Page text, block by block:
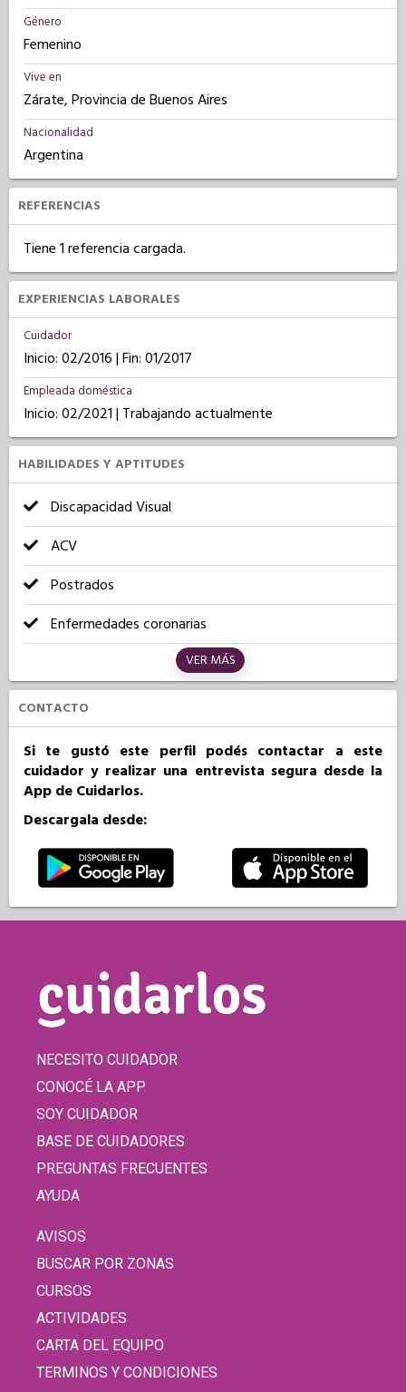
Género
Femenino
Vive en
Zárate, Provincia de Buenos Aires
Nacionalidad
Argentina
REFERENCIAS
Tiene 1 referencia cargada.
EXPERIENCIAS LABORALES
Cuidador
Inicio: 02/2016 | Fin: 01/2017
Empleada doméstica
Inicio: 02/2021 | Trabajando actualmente
HABILIDADES Y APTITUDES
Discapacidad Visual
ACV
Postrados
Enfermedades coronarias
VER MÁS
CONTACTO
Si te gustó este perfil podés contactar a este
cuidador y realizar una entrevista segura desde la
App de Cuidarlos.
Descargala desde:
NECESITO CUIDADOR
CONOCÉ LA APP
SOY CUIDADOR
BASE DE CUIDADORES
PREGUNTAS FRECUENTES
AYUDA
AVISOS
BUSCAR POR ZONAS
CURSOS
ACTIVIDADES
CARTA DEL EQUIPO
TERMINOS Y CONDICIONES